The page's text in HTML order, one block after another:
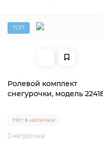
ТОП
Ролевой комплект
снегурочки, модель
Нет в наличии
Снегурочка